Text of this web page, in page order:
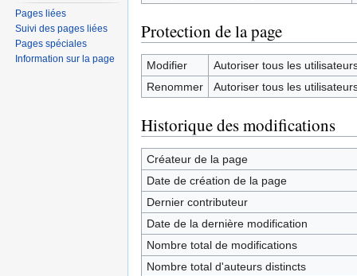
Protection de la page
Modifier
Autoriser tous les
Renommer
Autoriser tous les
Historique des modifications
Créateur de la page
Date de création de la page
Dernier contributeur
Date de la dernière modification
Nombre total de modifications
Nombre total d'auteurs distincts
Pages liées
Suivi des pages liées
Pages spéciales
Information sur la page